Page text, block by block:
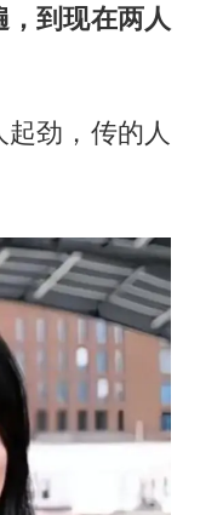
到现在两人
劲，传的人